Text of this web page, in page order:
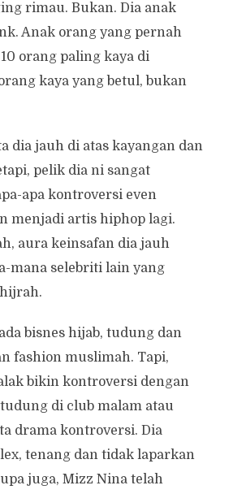
rimau. Bukan. Dia anak
Anak orang yang pernah
orang paling kaya di
kaya yang betul, bukan
dia jauh di atas kayangan dan
pelik dia ni sangat
apa kontroversi even
menjadi artis hiphop lagi.
aura keinsafan dia jauh
mana selebriti lain yang
bisnes hijab, tudung dan
fashion muslimah. Tapi,
bikin kontroversi dengan
di club malam atau
drama kontroversi. Dia
tenang dan tidak laparkan
juga, Mizz Nina telah